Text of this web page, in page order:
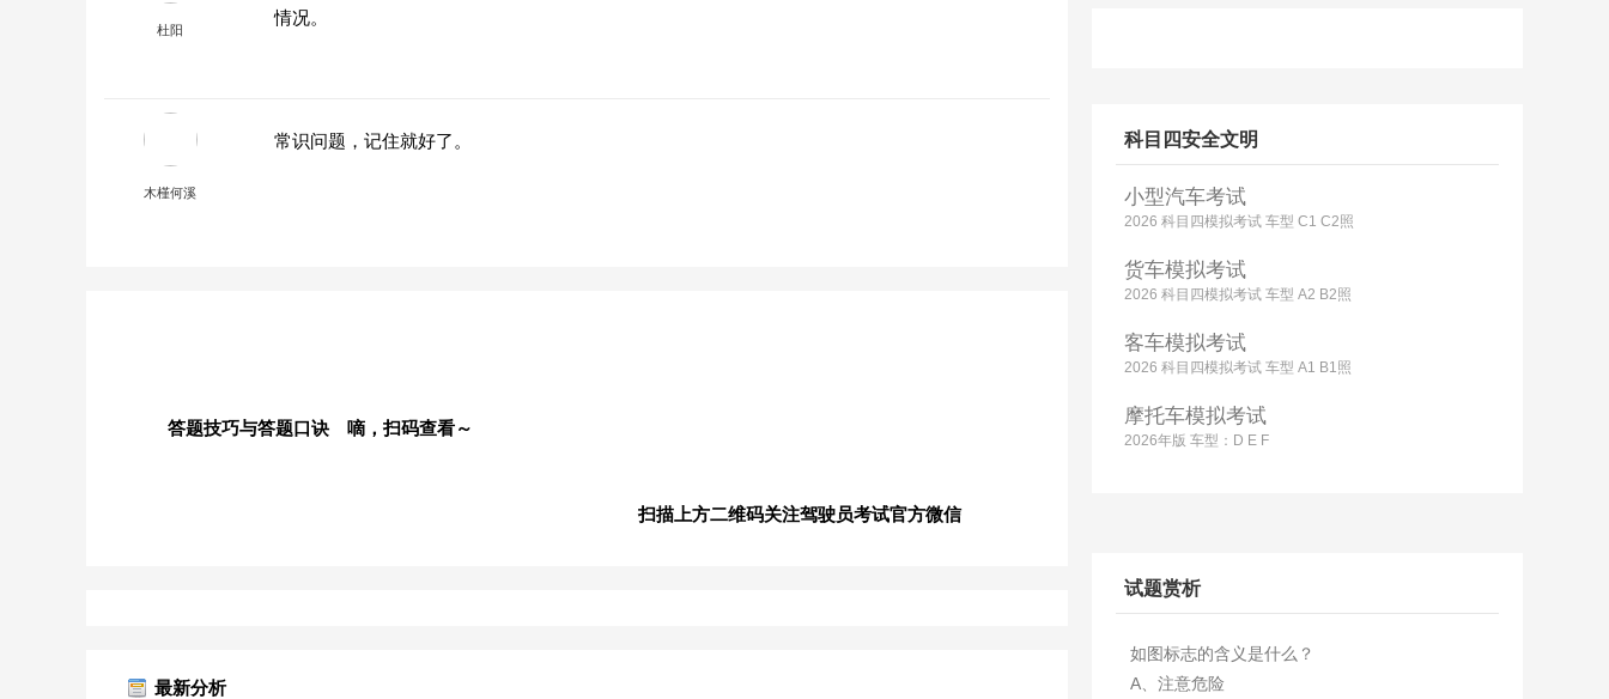
杜阳
情况。
木槿何溪
常识问题，记住就好了。
答题技巧与答题口诀 嘀，扫码查看～
扫描上方二维码关注驾驶员考试官方微信
最新分析
科目四安全文明
小型汽车考试
2026 科目四模拟考试 车型 C1 C2照
货车模拟考试
2026 科目四模拟考试 车型 A2 B2照
客车模拟考试
2026 科目四模拟考试 车型 A1 B1照
摩托车模拟考试
2026年版 车型：D E F
试题赏析
如图标志的含义是什么？
A、注意危险